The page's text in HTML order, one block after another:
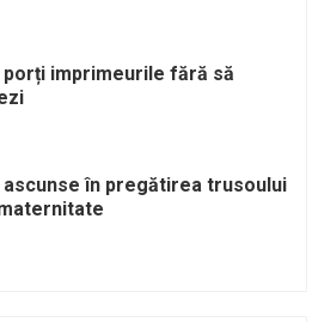
porți imprimeurile fără să
în pregătirea trusoului